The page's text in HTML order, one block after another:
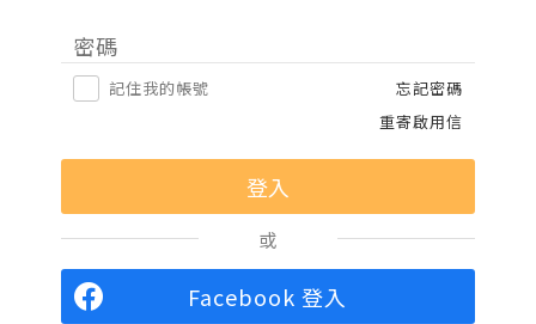
密碼
記住我的帳號
忘記密碼
重寄啟用信
或
Facebook 登入